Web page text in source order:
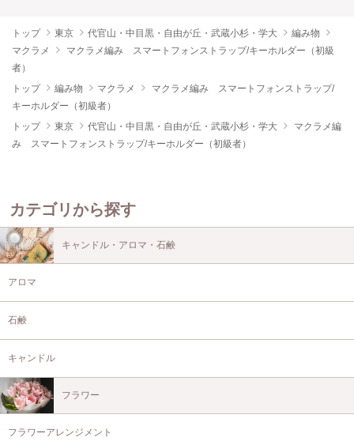
トップ 東京 代官山・中目黒・自由が丘・武蔵小杉・学大
編み物
マクラメ
マクラメ編み スマートフォンストラップ/キーホルダー（初級
者）
トップ
編み物 マクラメ
マクラメ編み スマートフォンストラップ/
キーホルダー（初級者）
トップ
東京 代官山・中目黒・自由が丘・武蔵小杉・学大
マクラメ編
み スマートフォンストラップ/キーホルダー（初級者）
カテゴリから探す
キャンドル・アロマ・石鹸
アロマ
石鹸
キャンドル
フラワー
フラワーアレンジメント